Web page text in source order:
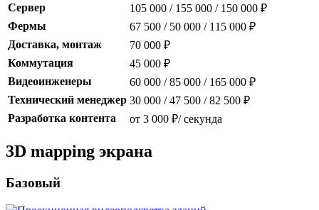
Сервер
105 000 / 155 000 / 150 000 ₽
Фермы
67 500 / 50 000 / 115 000 ₽
Доставка, монтаж
70 000 ₽
Коммутация
45 000 ₽
Видеоинженеры
60 000 / 85 000 / 165 000 ₽
Технический менеджер 30 000 / 47 500 / 82 500 ₽
Разработка контента
от 3 000 ₽/ секунда
3D mapping экрана
Базовый